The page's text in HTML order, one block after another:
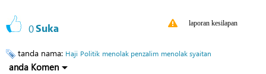
0Suka laporan kesilapan
tanda nama: Haji Politik menolak penzalim menolak syaitan
anda Komen